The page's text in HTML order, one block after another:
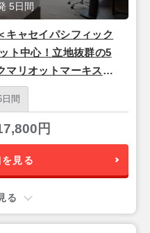
キャセイパシフィック
ト中心！立地抜群の5
マリオットマーキスク
5日
5日間
日間
円
見る
る